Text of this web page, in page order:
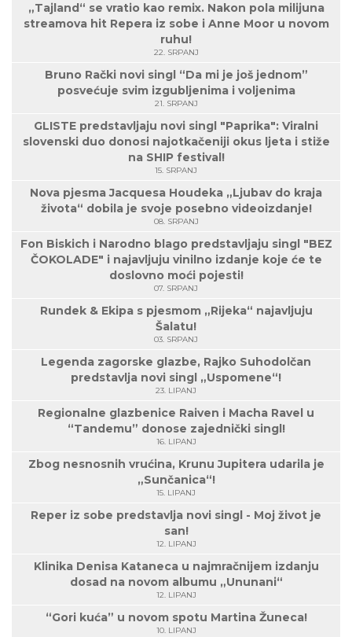
„Tajland“ se vratio kao remix. Nakon pola milijuna
streamova hit Repera iz sobe i Anne Moor u novom
ruhu!
22. SRPANJ
Bruno Rački novi singl “Da mi je još jednom”
posvećuje svim izgubljenima i voljenima
21. SRPANJ
GLISTE predstavljaju novi singl "Paprika": Viralni
slovenski duo donosi najotkačeniji okus ljeta i stiže
na SHIP festival!
15. SRPANJ
Nova pjesma Jacquesa Houdeka „Ljubav do kraja
života“ dobila je svoje posebno videoizdanje!
08. SRPANJ
Fon Biskich i Narodno blago predstavljaju singl "BEZ
ČOKOLADE" i najavljuju vinilno izdanje koje će te
doslovno moći pojesti!
07. SRPANJ
Rundek & Ekipa s pjesmom „Rijeka“ najavljuju
Šalatu!
03. SRPANJ
Legenda zagorske glazbe, Rajko Suhodolčan
predstavlja novi singl „Uspomene“!
23. LIPANJ
Regionalne glazbenice Raiven i Macha Ravel u
“Tandemu” donose zajednički singl!
16. LIPANJ
Zbog nesnosnih vrućina, Krunu Jupitera udarila je
„Sunčanica“!
15. LIPANJ
Reper iz sobe predstavlja novi singl - Moj život je
san!
12. LIPANJ
Klinika Denisa Kataneca u najmračnijem izdanju
dosad na novom albumu „Ununani“
12. LIPANJ
“Gori kuća” u novom spotu Martina Žuneca!
10. LIPANJ